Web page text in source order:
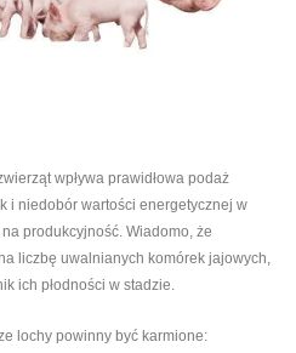
wpływa prawidłowa podaż
i niedobór wartości energetycznej w
produkcyjność. Wiadomo, że
liczbę uwalnianych komórek jajowych,
ich płodności w stadzie.
lochy powinny być karmione: